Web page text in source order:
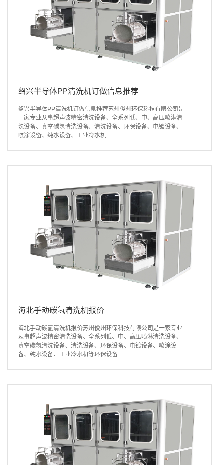
绍兴半导体PP清洗机订做信息推荐
绍兴半导体PP清洗机订做信息推荐苏州俊州环保科技有限公司是
一家专业从事超声波精密清洗设备、全系列低、中、高压喷淋清
洗设备、真空碳氢清洗设备、清洗设备、环保设备、电镀设备、
喷涂设备、纯水设备、工业冷水机...
海北手动碳氢清洗机报价
海北手动碳氢清洗机报价苏州俊州环保科技有限公司是一家专业
从事超声波精密清洗设备、全系列低、中、高压喷淋清洗设备、
真空碳氢清洗设备、清洗设备、环保设备、电镀设备、喷涂设
备、纯水设备、工业冷水机等环保设备...